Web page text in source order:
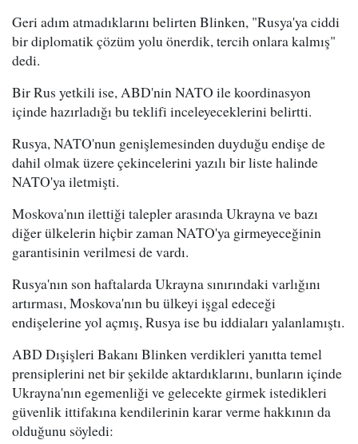
Geri adım atmadıklarını belirten Blinken, "Rusya'ya ciddi
bir diplomatik çözüm yolu önerdik, tercih onlara kalmış"
dedi.
Bir Rus yetkili ise, ABD'nin NATO ile koordinasyon
içinde hazırladığı bu teklifi inceleyeceklerini belirtti.
Rusya, NATO'nun genişlemesinden duyduğu endişe de
dahil olmak üzere çekincelerini yazılı bir liste halinde
NATO'ya iletmişti.
Moskova'nın ilettiği talepler arasında Ukrayna ve bazı
diğer ülkelerin hiçbir zaman NATO'ya girmeyeceğinin
garantisinin verilmesi de vardı.
Rusya'nın son haftalarda Ukrayna sınırındaki varlığını
artırması, Moskova'nın bu ülkeyi işgal edeceği
endişelerine yol açmış, Rusya ise bu iddiaları yalanlamıştı.
ABD Dışişleri Bakanı Blinken verdikleri yanıtta temel
prensiplerini net bir şekilde aktardıklarını, bunların içinde
Ukrayna'nın egemenliği ve gelecekte girmek istedikleri
güvenlik ittifakına kendilerinin karar verme hakkının da
olduğunu söyledi: